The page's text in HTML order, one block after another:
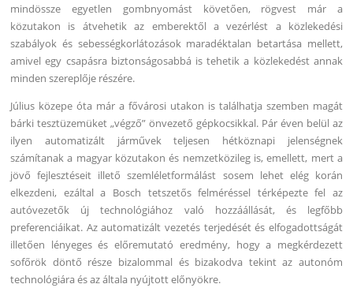
mindössze egyetlen gombnyomást követően, rögvest már a
közutakon is átvehetik az emberektől a vezérlést a közlekedési
szabályok és sebességkorlátozások maradéktalan betartása mellett,
amivel egy csapásra biztonságosabbá is tehetik a közlekedést annak
minden szereplője részére.
Július közepe óta már a fővárosi utakon is találhatja szemben magát
bárki tesztüzemüket „végző” önvezető gépkocsikkal. Pár éven belül az
ilyen automatizált járművek teljesen hétköznapi jelenségnek
számítanak a magyar közutakon és nemzetközileg is, emellett, mert a
jövő fejlesztéseit illető szemléletformálást sosem lehet elég korán
elkezdeni, ezáltal a Bosch tetszetős felméréssel térképezte fel az
autóvezetők új technológiához való hozzáállását, és legfőbb
preferenciáikat. Az automatizált vezetés terjedését és elfogadottságát
illetően lényeges és előremutató eredmény, hogy a megkérdezett
sofőrök döntő része bizalommal és bizakodva tekint az autonóm
technológiára és az általa nyújtott előnyökre.